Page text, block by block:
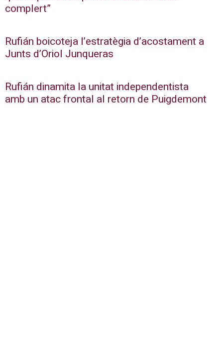
complert”
Rufián boicoteja l’estratègia d’acostament a
Junts d’Oriol Junqueras
Rufián dinamita la unitat independentista
amb un atac frontal al retorn de Puigdemont